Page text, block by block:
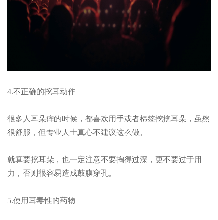
4.不正确的挖耳动作
很多人耳朵痒的时候，都喜欢用手或者棉签挖挖耳朵，虽然
很舒服，但专业人士真心不建议这么做。
就算要挖耳朵，也一定注意不要掏得过深，更不要过于用
力，否则很容易造成鼓膜穿孔。
5.使用耳毒性的药物